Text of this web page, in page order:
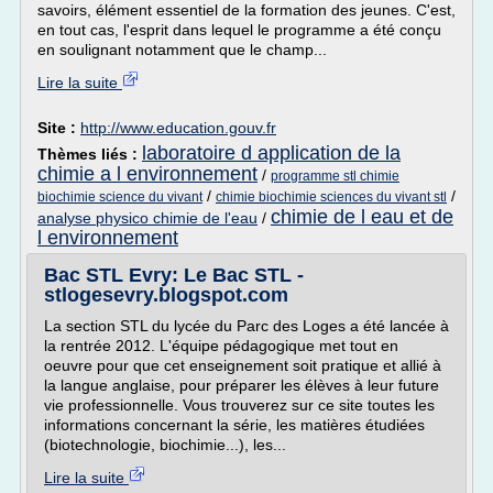
savoirs, élément essentiel de la formation des jeunes. C'est,
en tout cas, l'esprit dans lequel le programme a été conçu
en soulignant notamment que le champ...
Lire la suite
Site : http://www.education.gouv.fr
Thèmes liés : laboratoire d application de la
chimie a l environnement / programme stl chimie
biochimie science du vivant/ chimie biochimie sciences du vivant stl /
analyse physico chimie de l'eau / chimie de l eau et de
l environnement
Bac STL Evry: Le Bac STL -
stlogesevry.blogspot.com
La section STL du lycée du Parc des Loges a été lancée à
la rentrée 2012. L'équipe pédagogique met tout en
oeuvre pour que cet enseignement soit pratique et allié à
la langue anglaise, pour préparer les élèves à leur future
vie professionnelle. Vous trouverez sur ce site toutes les
informations concernant la série, les matières étudiées
(biotechnologie, biochimie...), les...
Lire la suite